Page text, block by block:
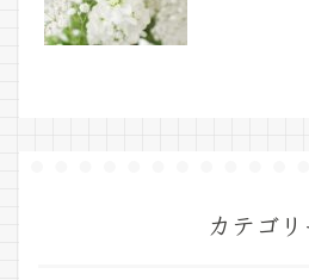
カテゴリ